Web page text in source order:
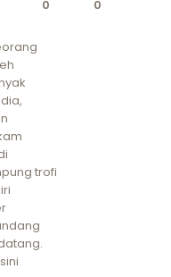
0 0
trofi